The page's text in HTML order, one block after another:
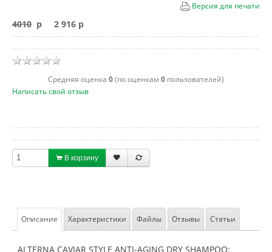
Версия для печати
4010 p 2 916 p
Cредняя оценка 0(по оценкам 0 пользователей)
Написать свой отзыв
В корзину
Описание Характеристики Файлы Отзывы Статьи
ALTERNA CAVIAR STYLE ANTI-AGING DRY SHAMPOO: